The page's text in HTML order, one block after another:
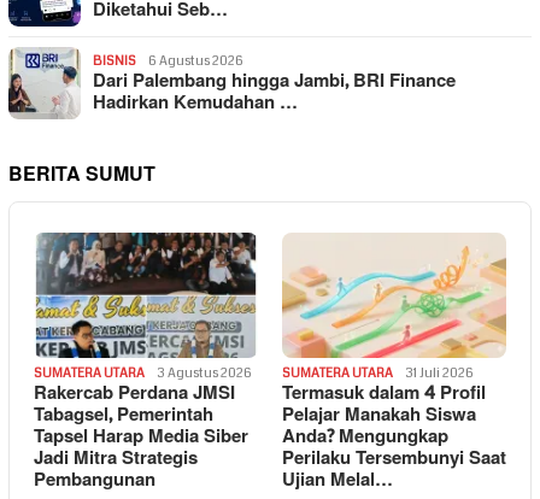
Diketahui Seb…
BISNIS 6 Agustus 2026
Dari Palembang hingga Jambi, BRI Finance
Hadirkan Kemudahan …
BERITA SUMUT
SUMATERA UTARA 3 Agustus 2026
Rakercab Perdana JMSI
Tabagsel, Pemerintah
Tapsel Harap Media Siber
Jadi Mitra Strategis
Pembangunan
SUMATERA UTARA 31 Juli 2026
Termasuk dalam 4 Profil
Pelajar Manakah Siswa
Anda? Mengungkap
Perilaku Tersembunyi Saat
Ujian Melal…